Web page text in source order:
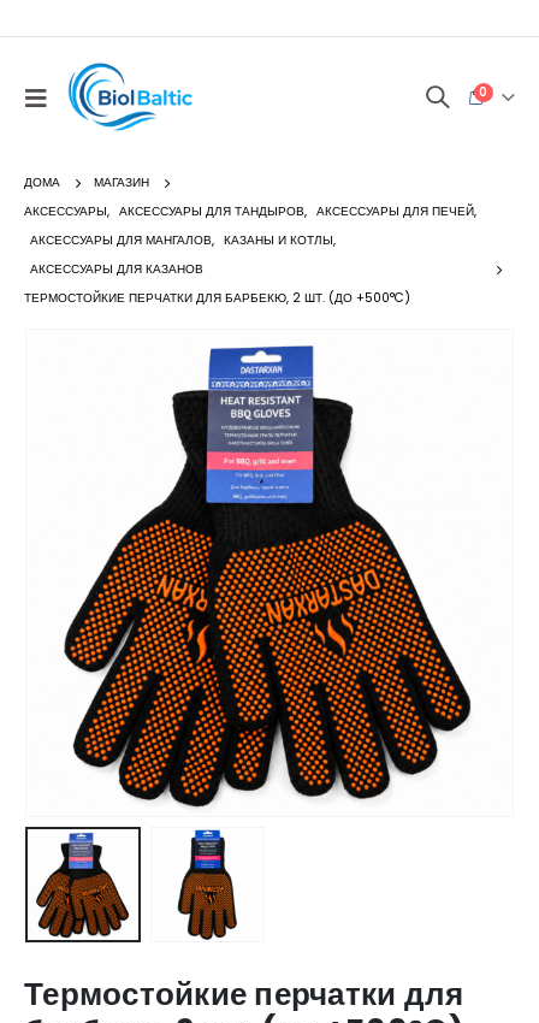
0
ДОМА
МАГАЗИН
АКСЕССУАРЫ, АКСЕССУАРЫ ДЛЯ ТАНДЫРОВ, АКСЕССУАРЫ ДЛЯ ПЕЧЕЙ,
АКСЕССУАРЫ ДЛЯ МАНГАЛОВ, КАЗАНЫ И КОТЛЫ,
АКСЕССУАРЫ ДЛЯ КАЗАНОВ
ТЕРМОСТОЙКИЕ ПЕРЧАТКИ ДЛЯ БАРБЕКЮ, 2 ШТ. (ДО +500°C)
Термостойкие перчатки для